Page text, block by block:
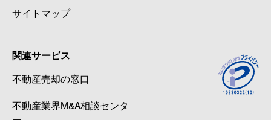
サイトマップ
関連サービス
不動産売却の窓口
不動産業界M&A相談センタ